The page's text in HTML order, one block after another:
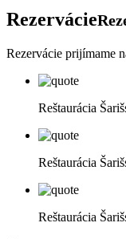
Rezervácie
Rezervácie prijímame
Reštaurácia
Reštaurácia
Reštaurácia